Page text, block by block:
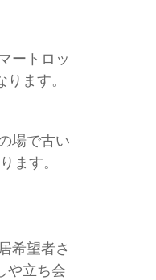
ートロッ
ます。
場で古い
ます。
希望者さ
や立ち会